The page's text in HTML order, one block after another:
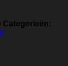
Categorieën: